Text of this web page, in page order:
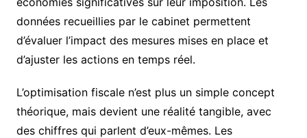
données recueillies par le cabinet permettent
d’évaluer l’impact des mesures mises en place et
d’ajuster les actions en temps réel.
L’optimisation fiscale n’est plus un simple concept
théorique, mais devient une réalité tangible, avec
des chiffres qui parlent d’eux-mêmes. Les